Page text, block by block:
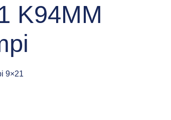
K94MM
9×21